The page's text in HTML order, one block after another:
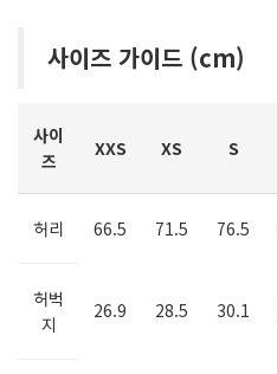
사이즈 가이드 (cm)
사이
즈
XXS XS S
허리 66.5 71.5 76.5
허벅
지
26.9 28.5 30.1